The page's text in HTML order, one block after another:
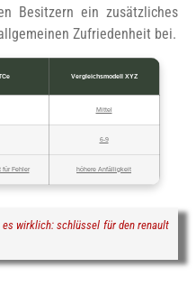
Besitzern ein zusätzliches
Zufriedenheit bei.
Vergleichsmodell XYZ
Mittel
6-9
für Fehler höhere Anfälligkeit
es wirklich: schlüssel für den renault